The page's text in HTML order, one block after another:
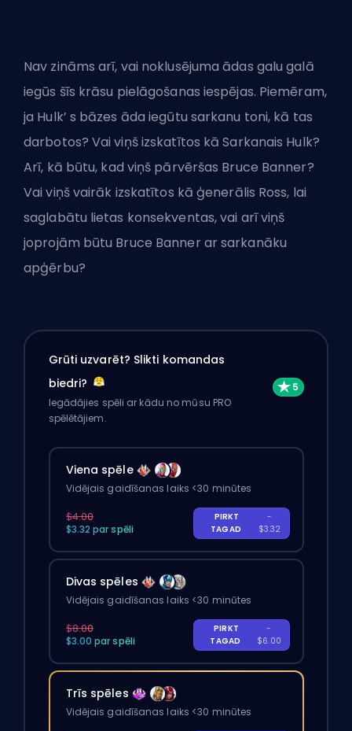
Nav zināms arī, vai noklusējuma ādas galu galā
iegūs šīs krāsu pielāgošanas iespējas. Piemēram,
ja Hulk’ s bāzes āda iegūtu sarkanu toni, kā tas
darbotos? Vai viņš izskatītos kā Sarkanais Hulk?
Arī, kā būtu, kad viņš pārvēršas Bruce Banner?
Vai viņš vairāk izskatītos kā ģenerālis Ross, lai
saglabātu lietas konsekventas, vai arī viņš
joprojām būtu Bruce Banner ar sarkanāku
apģērbu?
Grūti uzvarēt? Slikti komandas
biedri?
Iegādājies spēli ar kādu no mūsu PRO
spēlētājiem.
Viena spēle
Vidējais gaidīšanas laiks <30 minūtes
$4.00
$3.32 par spēli
PIRKT
TAGAD
-
$3.32
Divas spēles
Vidējais gaidīšanas laiks <30 minūtes
$8.00
$3.00 par spēli
PIRKT
TAGAD
-
$6.00
Trīs spēles
Vidējais gaidīšanas laiks <30 minūtes